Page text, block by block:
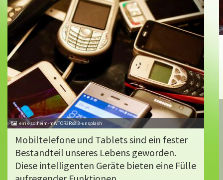
eirik-solheim-mWTOR3Rx8l8-unsplash
Mobiltelefone und Tablets sind ein fester
Bestandteil unseres Lebens geworden.
Diese intelligenten Geräte bieten eine Fülle